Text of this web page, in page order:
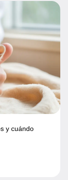
y cuándo